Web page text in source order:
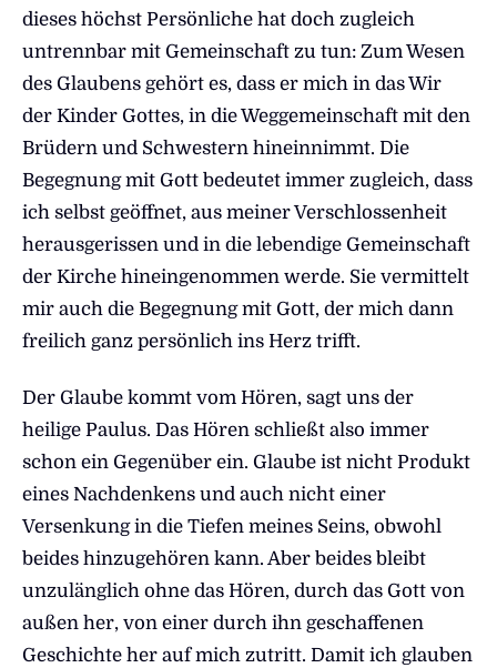
dieses höchst Persönliche hat doch zugleich
untrennbar mit Gemeinschaft zu tun: Zum Wesen
des Glaubens gehört es, dass er mich in das Wir
der Kinder Gottes, in die Weggemeinschaft mit den
Brüdern und Schwestern hineinnimmt. Die
Begegnung mit Gott bedeutet immer zugleich, dass
ich selbst geöffnet, aus meiner Verschlossenheit
herausgerissen und in die lebendige Gemeinschaft
der Kirche hineingenommen werde. Sie vermittelt
mir auch die Begegnung mit Gott, der mich dann
freilich ganz persönlich ins Herz trifft.
Der Glaube kommt vom Hören, sagt uns der
heilige Paulus. Das Hören schließt also immer
schon ein Gegenüber ein. Glaube ist nicht Produkt
eines Nachdenkens und auch nicht einer
Versenkung in die Tiefen meines Seins, obwohl
beides hinzugehören kann. Aber beides bleibt
unzulänglich ohne das Hören, durch das Gott von
außen her, von einer durch ihn geschaffenen
Geschichte her auf mich zutritt. Damit ich glauben